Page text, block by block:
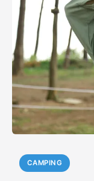
CAMPING